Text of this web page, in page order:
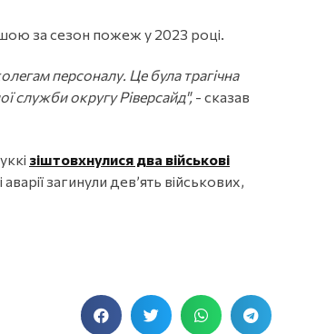
за сезон пожеж у 2023 році.
персоналу. Це була трагічна
служби округу Ріверсайд", - сказав
зіштовхнулися два військові
загинули дев’ять військових,